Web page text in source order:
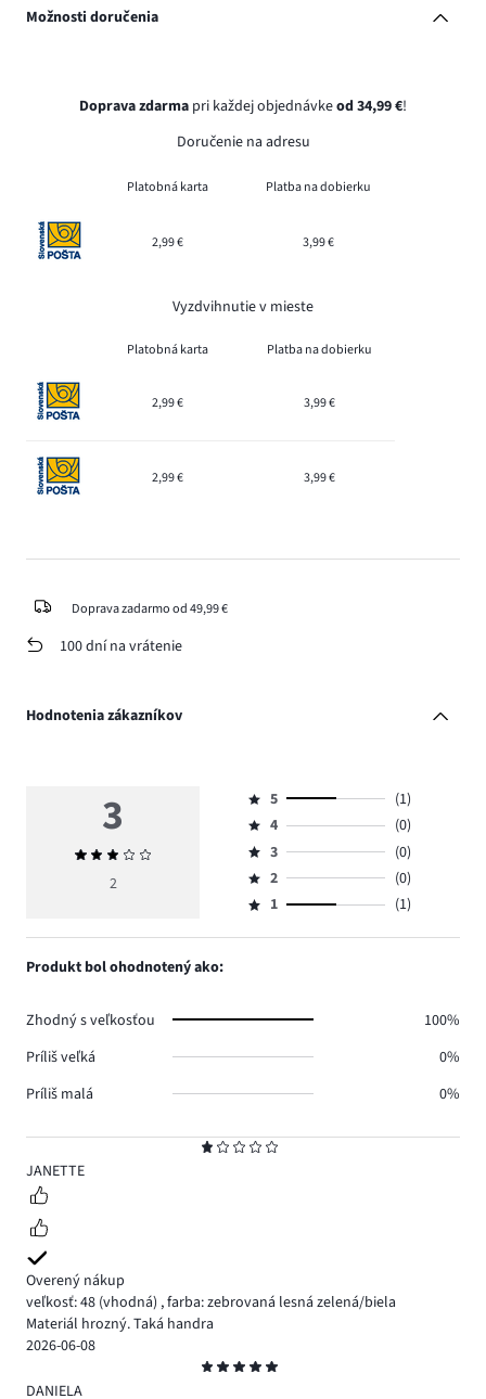
Možnosti doručenia
Doprava zdarma pri každej objednávkeod 34,99 €!
Doručenie na adresu
Platobná karta Platba na dobierku
2,99 € 3,99 €
Vyzdvihnutie v mieste
Platobná karta Platba na dobierku
2,99 € 3,99 €
2,99 € 3,99 €
Doprava zadarmo od 49,99 €
100 dní na vrátenie
Hodnotenia zákazníkov
1
JANETTE
Overený nákup
veľkosť: 48 (vhodná) ,farba: zebrovaná lesná zelená/biela
Materiál hrozný. Taká handra
2026-06-08
5
DANIELA
3
Priemerné
hodnotenie
2
Hodnotenie
5,
počet
hlasov
1.
5
(1)
Hodnotenie
4,
počet
hlasov
4
(0)
Hodnotenie
3,
počet
3
(0)
Hodnotenie
2,
2
(0)
Hodnotenie
1,
1 (1)
Produkt bol ohodnotený ako:
Zhodný s veľkosťou
100%
Príliš veľká
0%
Príliš malá
0%